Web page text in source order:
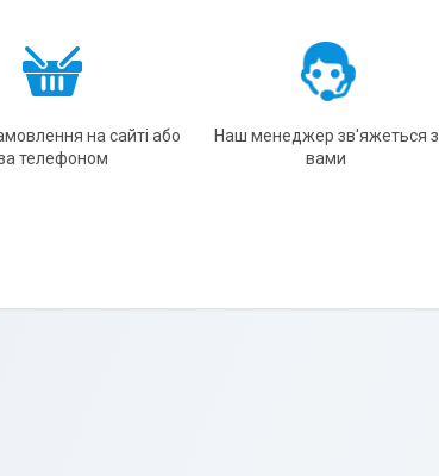
на сайті або
телефоном
Наш менеджер зв'яжеться з
вами